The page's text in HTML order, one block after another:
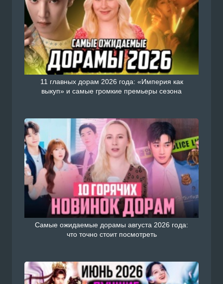
11 главных дорам 2026 года: «Империя как
выкуп» и самые громкие премьеры сезона
Самые ожидаемые дорамы августа 2026 года:
что точно стоит посмотреть